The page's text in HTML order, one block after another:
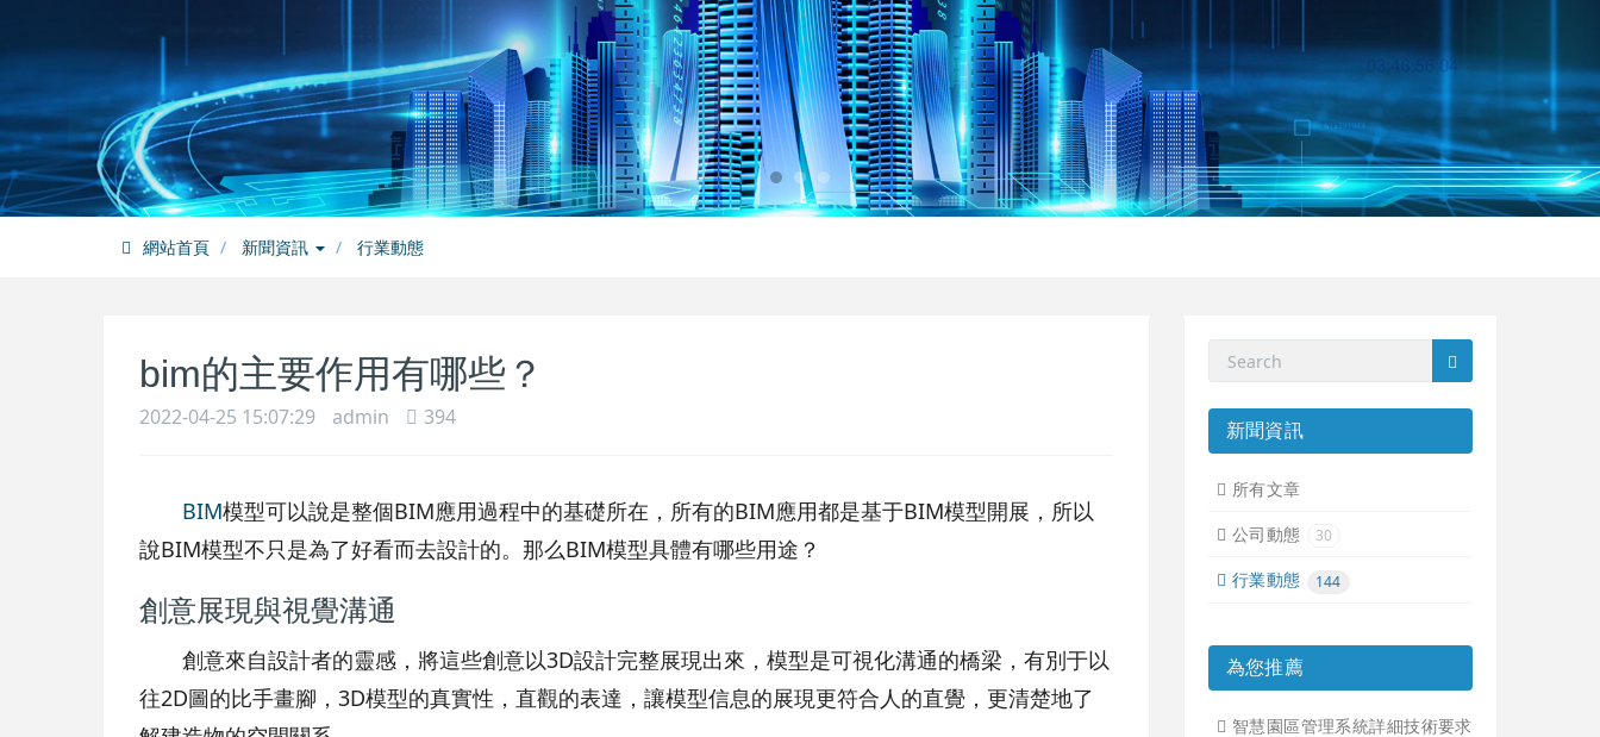
網站首頁 新聞資訊 行業動態
bim的主要作用有哪些？
2022-04-25 15:07:29 admin 394
BIM模型可以說是整個BIM應用過程中的基礎所在，所有的BIM應用都是基于BIM模型開展，所以
說BIM模型不只是為了好看而去設計的。那么BIM模型具體有哪些用途？
創意展現與視覺溝通
創意來自設計者的靈感，將這些創意以3D設計完整展現出來，模型是可視化溝通的橋梁，有別于以
往2D圖的比手畫腳，3D模型的真實性，直觀的表達，讓模型信息的展現更符合人的直覺，更清楚地了
新聞資訊
所有文章
公司動態
30
行業動態 144
為您推薦
智慧園區管理系統詳細技術要求